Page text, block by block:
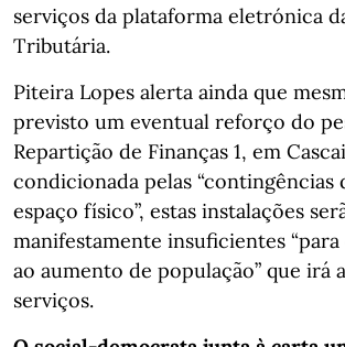
serviços da plataforma eletrónica
Tributária.
Piteira Lopes alerta ainda que
previsto um eventual reforço do
Repartição de Finanças 1, em
condicionada pelas “contingências
espaço físico”, estas instalações
manifestamente insuficientes
ao aumento de população” que irá
serviços.